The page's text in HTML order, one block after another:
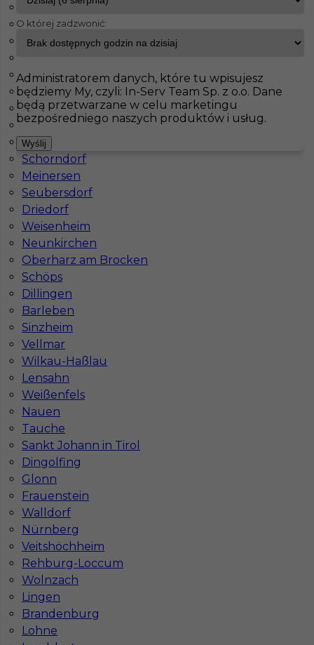
InServ Oferty pracy Aachen
Pokaż filtr
Brieselang
Maintal
Haiterbach
Albig
Pasenbach
Klettgau
Thale
Bisingen
Schorndorf
Meinersen
Seubersdorf
Driedorf
Weisenheim
Neunkirchen
Oberharz am Brocken
Schöps
Dillingen
Barleben
Sinzheim
Vellmar
Wilkau-Haßlau
Lensahn
Weißenfels
Nauen
Tauche
Sankt Johann in Tirol
Dingolfing
Glonn
Frauenstein
Walldorf
Nürnberg
Veitshöchheim
Rehburg-Loccum
Wolnzach
Lingen
Brandenburg
Lohne
Praca za granicą dla murarza (m/k)
Kategoria Prace budowlane
Lokalizacja
Wymagane języki
komunikatywny
Stawka 19 - 21 € / h
Praca w Niemczech dla murarza
Kategoria Prace budowlane
Lokalizacja Niemcy , Aachen
Wymagane języki
komunikatywny
Stawka 19 - 21 € / h
O której zadzwonić:
Administratorem danych, które tu wpisujesz
będziemy My, czyli: In-Serv Team Sp. z o.o. Dane
będą przetwarzane w celu marketingu
bezpośredniego naszych produktów i usług.
Wyślij